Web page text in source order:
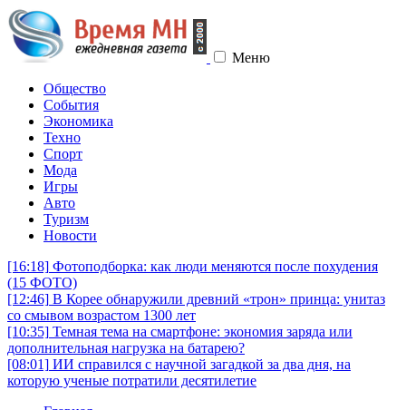
Меню
Общество
События
Экономика
Техно
Спорт
Мода
Игры
Авто
Туризм
Новости
[16:18] Фотоподборка: как люди меняются после похудения
(15 ФОТО)
[12:46] В Корее обнаружили древний «трон» принца: унитаз
со смывом возрастом 1300 лет
[10:35] Темная тема на смартфоне: экономия заряда или
дополнительная нагрузка на батарею?
[08:01] ИИ справился с научной загадкой за два дня, на
которую ученые потратили десятилетие